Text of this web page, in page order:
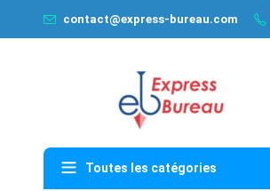
contact@express-bureau.com
Toutes les catégories